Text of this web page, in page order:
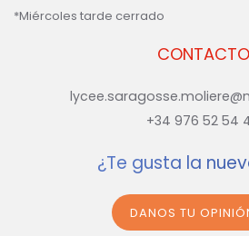
CONTACTO
+34 976 52 54
*Miércoles tarde cerrado
¿Te gusta la
DANOS TU